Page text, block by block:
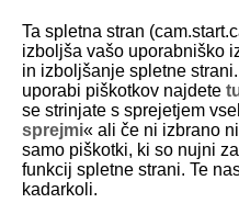
D388-236
Nastavitve
[Exposure C.Fn/Funkcije C.Fn
Ta spletna stran
izboljša vašo uporabniško
in izboljšanje spletne
uporabi piškotkov najdete
se strinjate s sprejetjem
sprejmi« ali če ni izbrano
samo piškotki, ki so nujni
funkcij spletne strani. Te
kadarkoli.